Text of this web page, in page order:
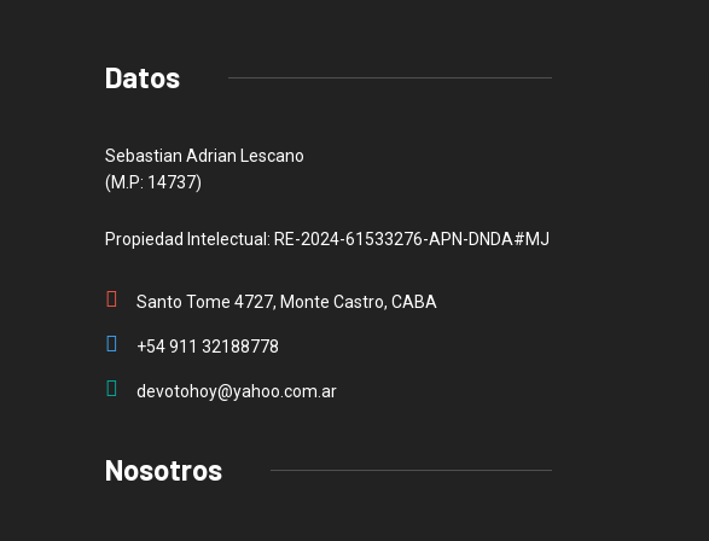
Datos
Sebastian Adrian Lescano
(M.P: 14737)
Propiedad Intelectual: RE-2024-61533276-APN-DNDA#MJ
Santo Tome 4727, Monte Castro, CABA
+54 911 32188778
devotohoy@yahoo.com.ar
Nosotros